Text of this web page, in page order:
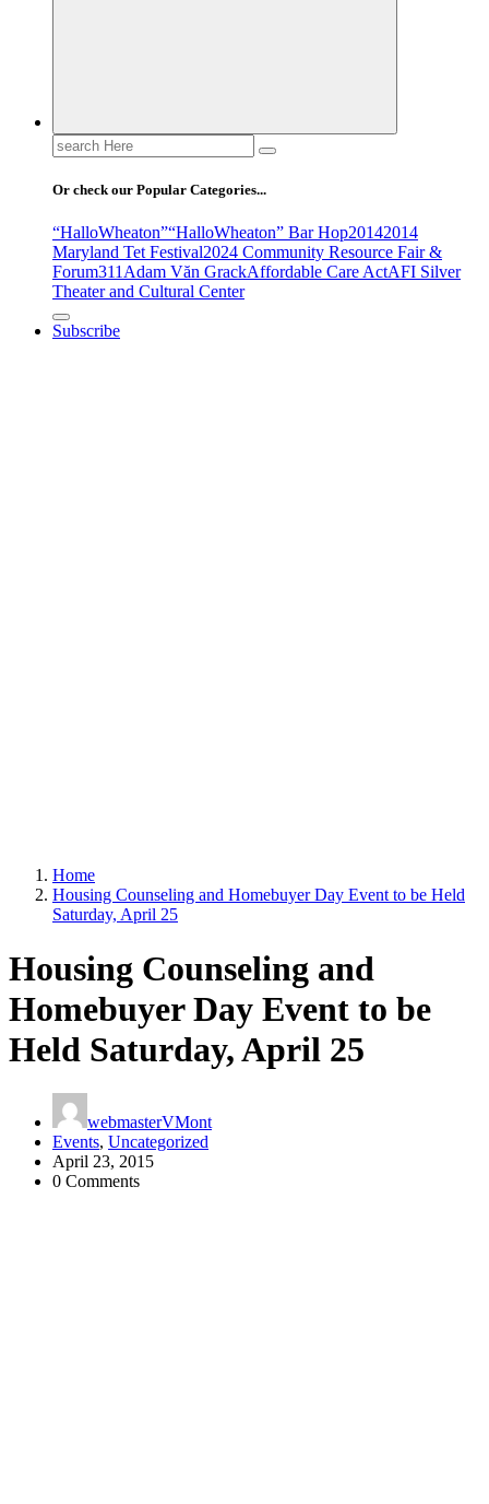
Search
for:
Or check our Popular Categories...
“HalloWheaton”“HalloWheaton” Bar Hop20142014
Maryland Tet Festival2024 Community Resource Fair &
Forum311Adam Văn GrackAffordable Care ActAFI Silver
Theater and Cultural Center
Subscribe
Home
Housing Counseling and Homebuyer Day Event to be Held
Saturday, April 25
Housing Counseling and
Homebuyer Day Event to be
Held Saturday, April 25
webmasterVMont
Events, Uncategorized
April 23, 2015
0 Comments